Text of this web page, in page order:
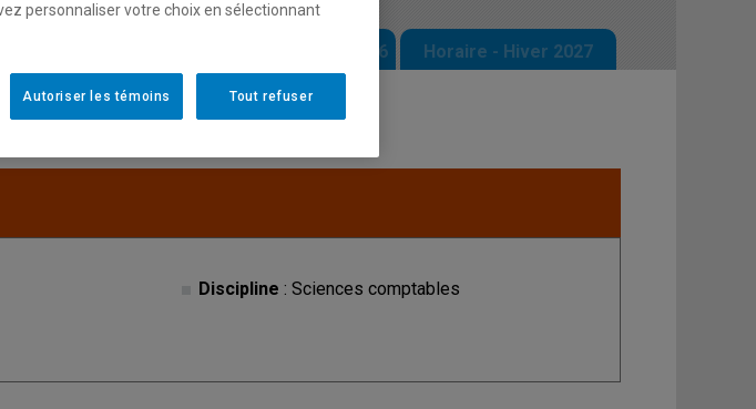
Horaire - Automne 2026 Horaire - Hiver 2027
Discipline : Sciences comptables
personnaliser votre choix en sélectionnant
Tout refuser
Autoriser les témoins